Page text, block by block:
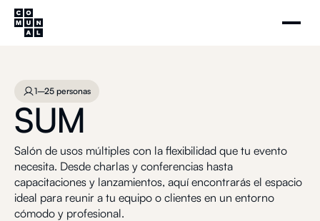
1–25 personas
SUM
Salón de usos múltiples con la flexibilidad que tu evento
necesita. Desde charlas y conferencias hasta
capacitaciones y lanzamientos, aquí encontrarás el espacio
ideal para reunir a tu equipo o clientes en un entorno
cómodo y profesional.